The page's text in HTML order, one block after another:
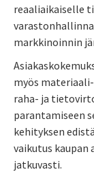
reaaliaikaiselle
markkinoinnin
myös
raha- ja
parantamiseen
kehityksen
vaikutus
jatkuvasti.